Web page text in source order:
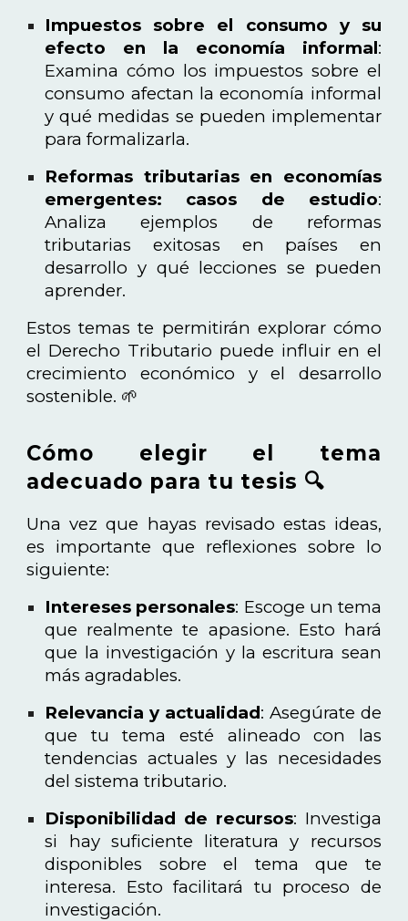
Impuestos sobre el consumo y su
efecto en la economía informal:
Examina cómo los impuestos sobre el
consumo afectan la economía informal
y qué medidas se pueden implementar
para formalizarla.
Reformas tributarias en economías
emergentes: casos de estudio:
Analiza ejemplos de reformas
tributarias exitosas en países en
desarrollo y qué lecciones se pueden
aprender.
Estos temas te permitirán explorar cómo
el Derecho Tributario puede influir en el
crecimiento económico y el desarrollo
sostenible. 🌱
Cómo elegir el tema
adecuado para tu tesis 🔍
Una vez que hayas revisado estas ideas,
es importante que reflexiones sobre lo
siguiente:
Intereses personales: Escoge un tema
que realmente te apasione. Esto hará
que la investigación y la escritura sean
más agradables.
Relevancia y actualidad: Asegúrate de
que tu tema esté alineado con las
tendencias actuales y las necesidades
del sistema tributario.
Disponibilidad de recursos: Investiga
si hay suficiente literatura y recursos
disponibles sobre el tema que te
interesa. Esto facilitará tu proceso de
investigación.